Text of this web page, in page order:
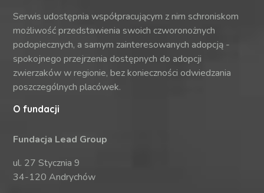
Serwis udostępnia współpracującym z nim schroniskom
możliwość przedstawienia swoich czworonożnych
podopiecznych, a samym zainteresowanych adopcją -
spokojnego przejrzenia dostępnych do adopcji
zwierzaków w regionie, bez konieczności odwiedzania
poszczególnych placówek.
O fundacji
Fundacja Lead Group
ul. 27 Stycznia 9
34-120 Andrychów